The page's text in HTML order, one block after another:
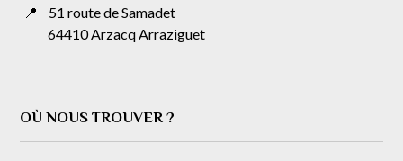
📍 51 route de Samadet
64410 Arzacq Arraziguet
OÙ NOUS TROUVER ?